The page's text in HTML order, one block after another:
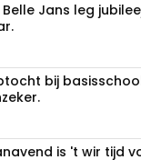
Belle Jans leg
bij
is 't wir tijd